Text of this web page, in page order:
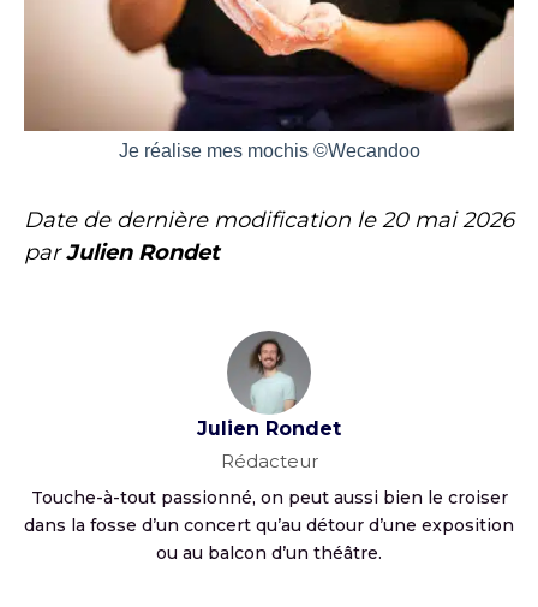
Je réalise mes mochis ©Wecandoo
Date de dernière modification le20 mai 2026
parJulien Rondet
Julien Rondet
Rédacteur
Touche-à-tout passionné, on peut aussi bien le croiser
dans la fosse d’un concert qu’au détour d’une exposition
ou au balcon d’un théâtre.